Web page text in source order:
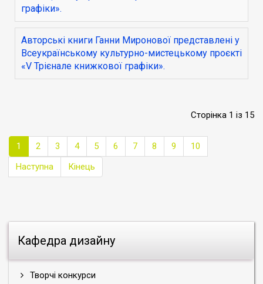
Кафедра дизайну
Творчі конкурси
графіки».
Авторські книги Ганни Миронової представлені у
Всеукраїнському культурно-мистецькому проєкті
«V Трієнале книжкової графіки».
Сторінка 1 із 15
1 2 3 4 5 6 7 8 9
10
Наступна
Кінець